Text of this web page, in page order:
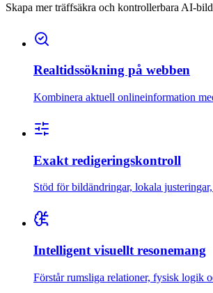
Skapa mer träffsäkra och kontrollerbara AI-
Realtidssökning på webben
Kombinera aktuell onlineinformation
Exakt redigeringskontroll
Stöd för bildändringar, lokala
Intelligent visuellt resonemang
Förstår rumsliga relationer, fysisk logik